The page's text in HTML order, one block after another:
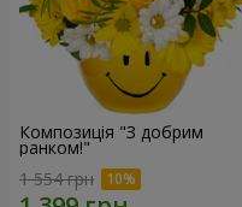
Композиція "З добрим
ранком!"
1 554 грн